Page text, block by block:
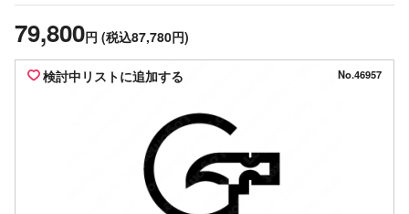
79,800円 (税込87,780円)
検討中リストに追加する No.46957